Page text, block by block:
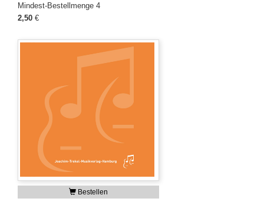
Mindest-Bestellmenge 4
2,50 €
Bestellen